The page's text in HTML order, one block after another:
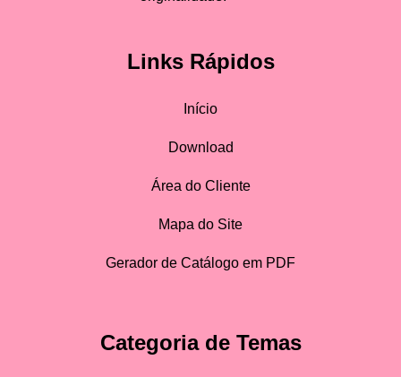
Links Rápidos
Início
Download
Área do Cliente
Mapa do Site
Gerador de Catálogo em PDF
Categoria de Temas